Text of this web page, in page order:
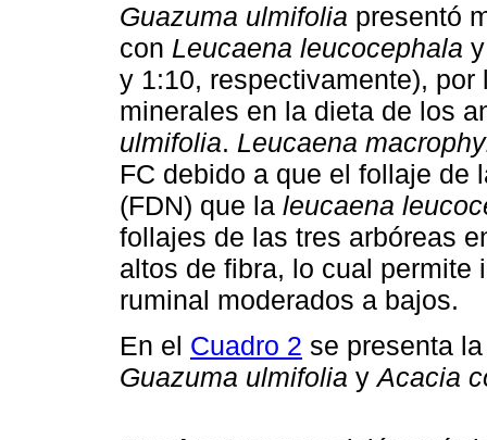
Guazuma ulmifolia presentó
con Leucaena leucocephala
y 1:10, respectivamente),
minerales en la dieta de los
ulmifolia. Leucaena
FC debido a que el follaje de
(FDN) que la leucaena
follajes de las tres arbóreas
altos de fibra, lo cual
ruminal moderados a bajos.
En el Cuadro 2 se presenta
Guazuma ulmifolia yAcacia